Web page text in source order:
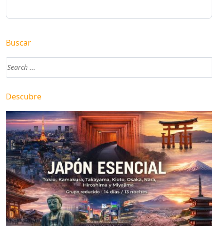
Buscar
Descubre